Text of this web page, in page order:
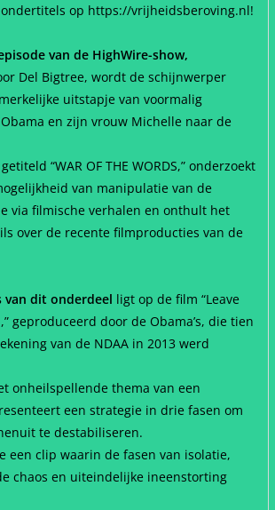
op https://vrijheidsberoving.nl!
van de HighWire-show,
Del Bigtree, wordt de schijnwerper
uitstapje van voormalig
en zijn vrouw Michelle naar de
“WAR OF THE WORDS,” onderzoekt
van manipulatie van de
via filmische verhalen en onthult het
over de recente filmproducties van de
van dit onderdeel ligt op de film “Leave
geproduceerd door de Obama’s, die tien
van de NDAA in 2013 werd
onheilspellende thema van een
een strategie in drie fasen om
te destabiliseren.
een clip waarin de fasen van isolatie,
chaos en uiteindelijke ineenstorting